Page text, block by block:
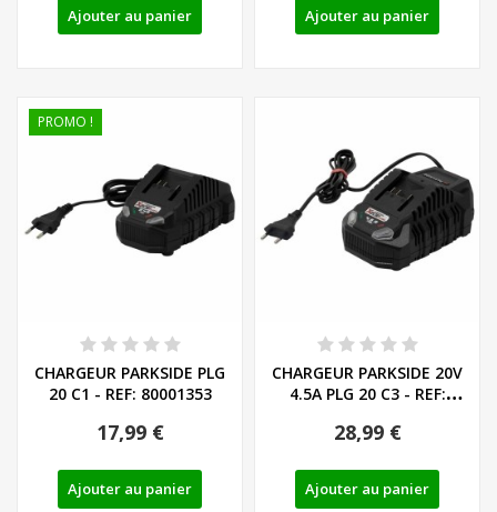
Ajouter au panier Ajouter au panier
PROMO !
CHARGEUR PARKSIDE PLG
20 C1 - REF: 80001353
17,99 €
Ajouter au panier
CHARGEUR PARKSIDE 20V
4.5A PLG 20 C3 - REF:
28,99 €
Ajouter au panier